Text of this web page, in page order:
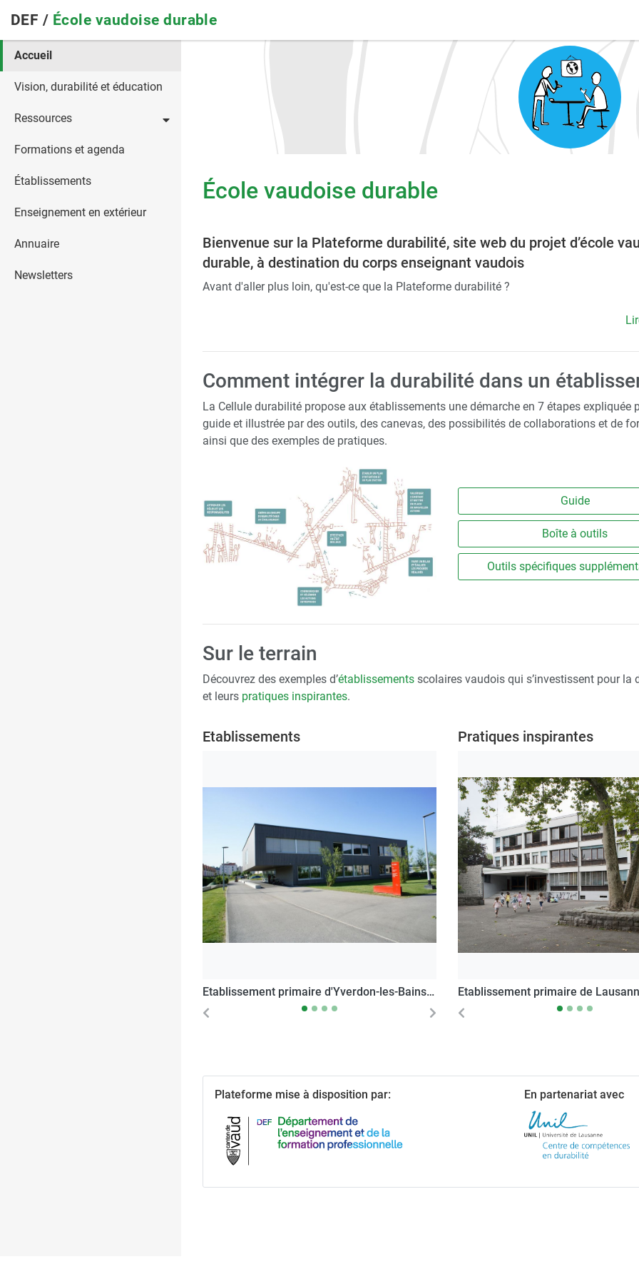
main
navigation
DEF / École vaudoise durable
Main
navigation
Accueil
Vision, durabilité et éducation
Ressources
Formations et agenda
Établissements
Enseignement en extérieur
Annuaire
Newsletters
École vaudoise durable
Bienvenue sur la Plateforme durabilité, site web du projet d’école
durable, à destination du corps enseignant vaudois
Avant d'aller plus loin, qu'est-ce que la Plateforme durabilité ?
Comment intégrer la durabilité dans un
La Cellule durabilité propose aux établissements une démarche en 7 étapes expliquée
guide et illustrée par des outils, des canevas, des possibilités de collaborations et de
ainsi que des exemples de pratiques.
Guide
Boîte à outils
Outils spécifiques
Sur le terrain
Découvrez des exemples d’établissements scolaires vaudois qui s’investissent pour la
et leurs pratiques inspirantes.
Etablissements
Etablissement primaire d'Yverdon-les-Bains -
Pestalozzi
Pratiques inspirantes
Etablissement primaire de
Plateforme mise à disposition par: En partenariat avec